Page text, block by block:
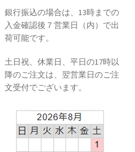
銀行振込の場合は、13時までの
入金確認後７営業日（内）で出
荷可能です。
土日祝、休業日、平日の17時以
降のご注文は、翌営業日のご注
文受付でございます。